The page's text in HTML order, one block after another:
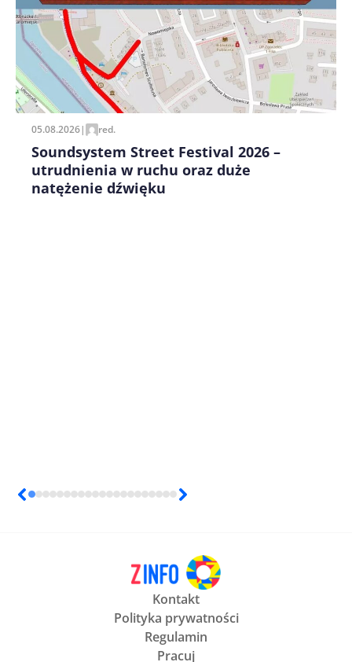
Zapamiętaj moje dane w tej przeglądarce podczas
pisania kolejnych komentarzy.
05.08.2026| red.
Soundsystem Street Festival 2026 –
utrudnienia w ruchu oraz duże
natężenie dźwięku
Kontakt
Polityka prywatności
Regulamin
Pracuj